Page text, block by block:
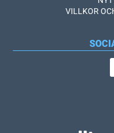
VILLKOR